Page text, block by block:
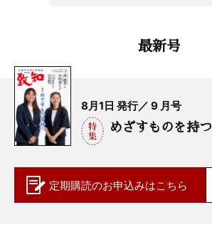
最新号
8月1日 発行／ 9 月号
めざすものを持つ
定期購読のお申込みはこちら